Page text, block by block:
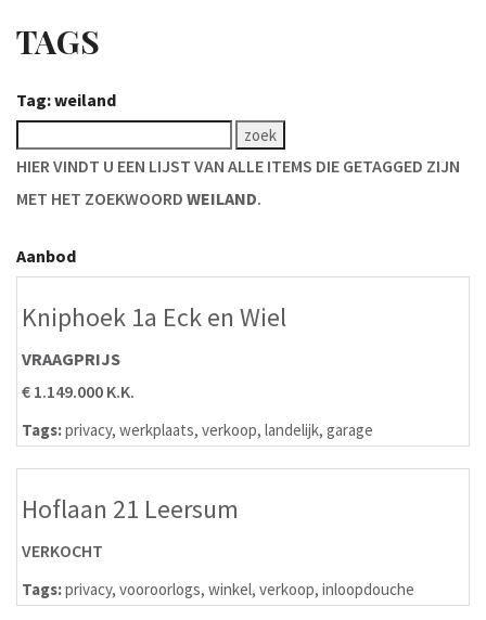
TAGS
Tag: weiland
HIER VINDT U EEN LIJST VAN ALLE ITEMS DIE GETAGGED ZIJN
MET HET ZOEKWOORD WEILAND.
Aanbod
Kniphoek 1a Eck en Wiel
VRAAGPRIJS
€ 1.149.000 K.K.
Tags:privacy, werkplaats, verkoop, landelijk, garage
Hoflaan 21 Leersum
VERKOCHT
Tags:privacy, vooroorlogs, winkel, verkoop, inloopdouche